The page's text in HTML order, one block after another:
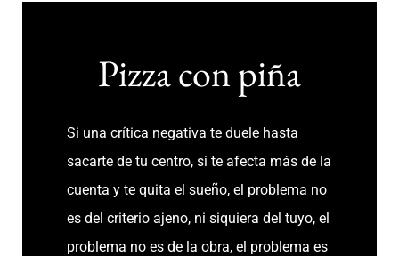
Pizza con piña
Si una crítica negativa te duele hasta
sacarte de tu centro, si te afecta más de la
cuenta y te quita el sueño, el problema no
es del criterio ajeno, ni siquiera del tuyo, el
problema no es de la obra, el problema es